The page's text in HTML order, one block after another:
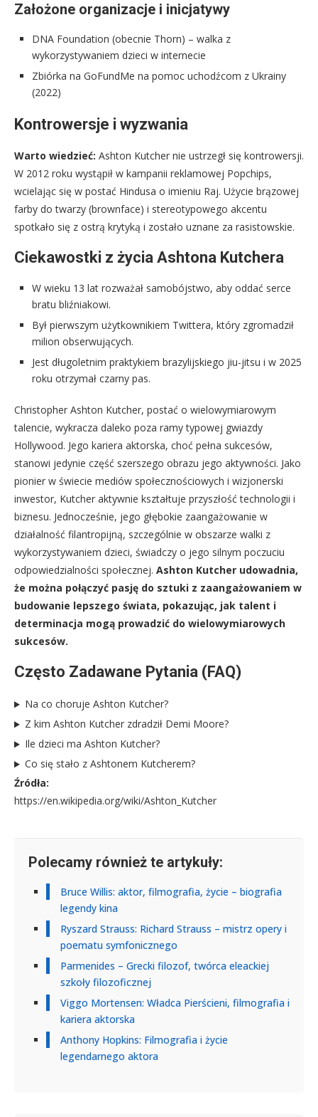
Założone organizacje i inicjatywy
DNA Foundation (obecnie Thorn) – walka z
wykorzystywaniem dzieci w internecie
Zbiórka na GoFundMe na pomoc uchodźcom z Ukrainy
(2022)
Kontrowersje i wyzwania
Warto wiedzieć: Ashton Kutcher nie ustrzegł się kontrowersji.
W 2012 roku wystąpił w kampanii reklamowej Popchips,
wcielając się w postać Hindusa o imieniu Raj. Użycie brązowej
farby do twarzy (brownface) i stereotypowego akcentu
spotkało się z ostrą krytyką i zostało uznane za rasistowskie.
Ciekawostki z życia Ashtona Kutchera
W wieku 13 lat rozważał samobójstwo, aby oddać serce
bratu bliźniakowi.
Był pierwszym użytkownikiem Twittera, który zgromadził
milion obserwujących.
Jest długoletnim praktykiem brazylijskiego jiu-jitsu i w 2025
roku otrzymał czarny pas.
Christopher Ashton Kutcher, postać o wielowymiarowym
talencie, wykracza daleko poza ramy typowej gwiazdy
Hollywood. Jego kariera aktorska, choć pełna sukcesów,
stanowi jedynie część szerszego obrazu jego aktywności. Jako
pionier w świecie mediów społecznościowych i wizjonerski
inwestor, Kutcher aktywnie kształtuje przyszłość technologii i
biznesu. Jednocześnie, jego głębokie zaangażowanie w
działalność filantropijną, szczególnie w obszarze walki z
wykorzystywaniem dzieci, świadczy o jego silnym poczuciu
odpowiedzialności społecznej. Ashton Kutcher udowadnia,
że można połączyć pasję do sztuki z zaangażowaniem w
budowanie lepszego świata, pokazując, jak talent i
determinacja mogą prowadzić do wielowymiarowych
sukcesów.
Często Zadawane Pytania (FAQ)
Na co choruje Ashton Kutcher?
Z kim Ashton Kutcher zdradził Demi Moore?
Ile dzieci ma Ashton Kutcher?
Co się stało z Ashtonem Kutcherem?
Źródła:
https://en.wikipedia.org/wiki/Ashton_Kutcher
Polecamy również te artykuły:
Bruce Willis: aktor, filmografia, życie – biografia
legendy kina
Ryszard Strauss: Richard Strauss – mistrz opery i
poematu symfonicznego
Parmenides – Grecki filozof, twórca eleackiej
szkoły filozoficznej
Viggo Mortensen: Władca Pierścieni, filmografia i
kariera aktorska
Anthony Hopkins: Filmografia i życie
legendarnego aktora